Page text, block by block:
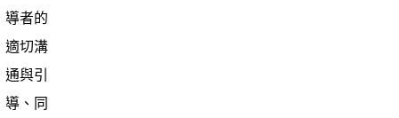
導者的
適切溝
通與引
導、同